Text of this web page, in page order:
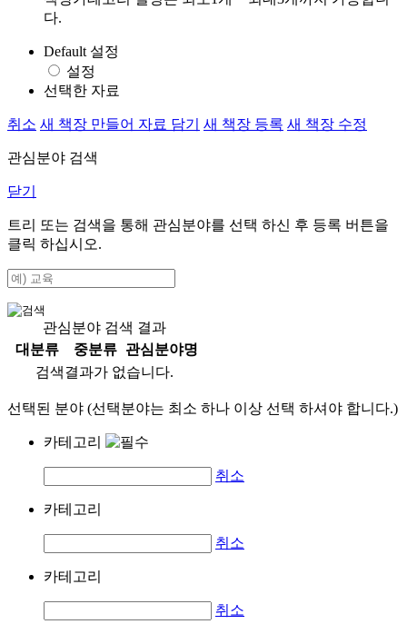
다.
Default 설정
설정
선택한 자료
취소 새 책장 만들어 자료 담기 새 책장 등록 새 책장 수정
관심분야 검색
닫기
트리 또는 검색을 통해 관심분야를 선택 하신 후 등록 버튼을
클릭 하십시오.
관심분야 검색 결과
대분류
중분류
관심분야명
검색결과가 없습니다.
선택된 분야 (선택분야는 최소 하나 이상 선택 하셔야 합니다.)
카테고리
취소
카테고리
취소
카테고리
취소